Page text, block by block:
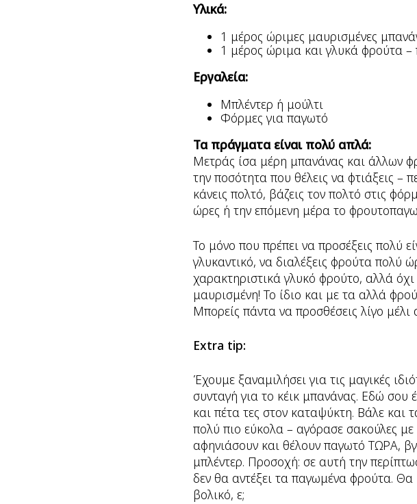
Υλικά:
1 μέρος ώριμες μαυρισμένες
1 μέρος ώριμα και γλυκά φρούτα
Εργαλεία:
Μπλέντερ ή μούλτι
Φόρμες για παγωτό
Τα πράγματα είναι πολύ απλά:
Μετράς ίσα μέρη μπανάνας και άλλων
την ποσότητα που θέλεις να φτιάξεις –
κάνεις πολτό, βάζεις τον πολτό στις
ώρες ή την επόμενη μέρα το
Το μόνο που πρέπει να προσέξεις πολύ
γλυκαντικό, να διαλέξεις φρούτα πολύ
χαρακτηριστικά γλυκό φρούτο, αλλά
μαυρισμένη! Το ίδιο και με τα αλλά
Μπορείς πάντα να προσθέσεις λίγο
Extra tip:
Έχουμε ξαναμιλήσει για τις μαγικές
συνταγή για το κέικ μπανάνας. Εδώ σου
και πέτα τες στον καταψύκτη. Βάλε
πολύ πιο εύκολα – αγόρασε σακούλες
αφηνιάσουν και θέλουν παγωτό ΤΩΡΑ,
μπλέντερ. Προσοχή: σε αυτή την
δεν θα αντέξει τα παγωμένα φρούτα. Θα
βολικό, ε;